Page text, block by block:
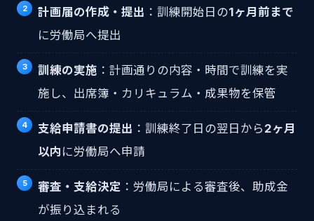
計画届の作成・提出 ：訓練開始日の1ヶ月前まで
に労働局へ提出
訓練の実施 ：計画通りの内容・時間で訓練を実
施し、出席簿・カリキュラム・成果物を保管
支給申請書の提出 ：訓練終了日の翌日から 2ヶ月
以内 に労働局へ申請
審査・支給決定 ：労働局による審査後、助成金
が振り込まれる